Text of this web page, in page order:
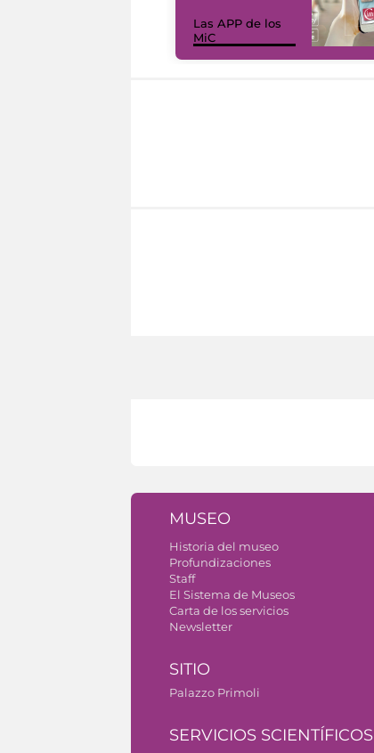
Las APP de los
MiC
MUSEO
Historia del museo
Profundizaciones
Staff
El Sistema de Museos
Carta de los servicios
Newsletter
SITIO
Palazzo Primoli
SERVICIOS SCIENTÍFICOS